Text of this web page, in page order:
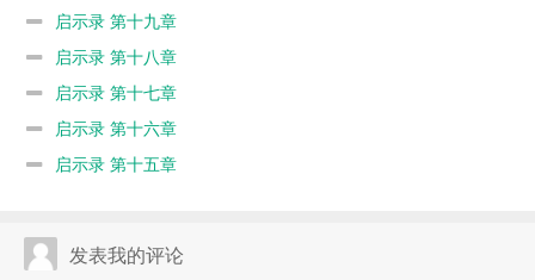
启示录 第十九章
启示录 第十八章
启示录 第十七章
启示录 第十六章
启示录 第十五章
发表我的评论